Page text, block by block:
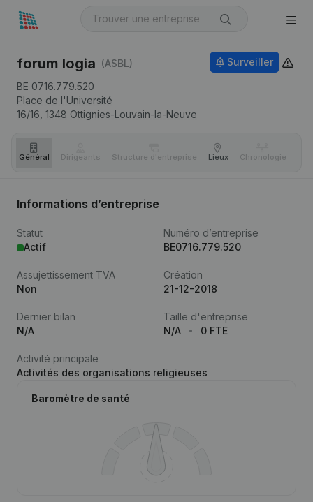
forum logia (ASBL)
BE 0716.779.520
Place de l'Université
16/16, 1348 Ottignies-Louvain-la-Neuve
Surveiller
Général Dirigeants Structure d'entreprise Lieux Chronologie
Informations d’entreprise
Statut
Actif
Numéro d’entreprise
BE0716.779.520
Assujettissement TVA
Non
Création
21-12-2018
Dernier bilan
N/A
Taille d'entreprise
N/A
0 FTE
Activité principale
Activités des organisations religieuses
Baromètre de santé